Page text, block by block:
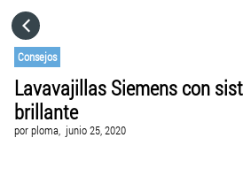
Consejos
Lavavajillas Siemens con
brillante
porploma, junio 25, 2020
CATEGORÍAS